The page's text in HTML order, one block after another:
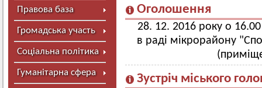
Правова база
Громадська участь
Соціальна політика
Гуманітарна сфера
Оголошення
28. 12. 2016 року о 16.00
в раді мікрорайону
Зустріч міського